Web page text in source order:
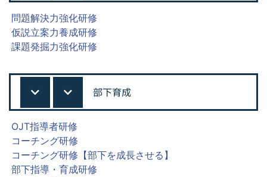
問題解決力強化研修
仮説立案力養成研修
課題発掘力強化研修
部下育成
OJT指導者研修
コーチング研修
コーチング研修【部下を成長させる】
部下指導・育成研修